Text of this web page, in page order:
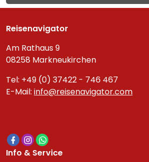
Reisenavigator
Am Rathaus 9
08258 Markneukirchen
Tel: +49 (0) 37422 - 746 467
E-Mail: info@reisenavigator.com
Info & Service